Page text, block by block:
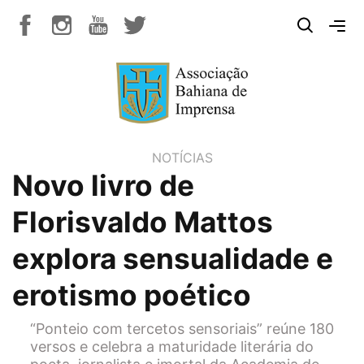
NOTÍCIAS
Novo livro de
Florisvaldo Mattos
explora sensualidade e
erotismo poético
“Ponteio com tercetos sensoriais” reúne 180
versos e celebra a maturidade literária do